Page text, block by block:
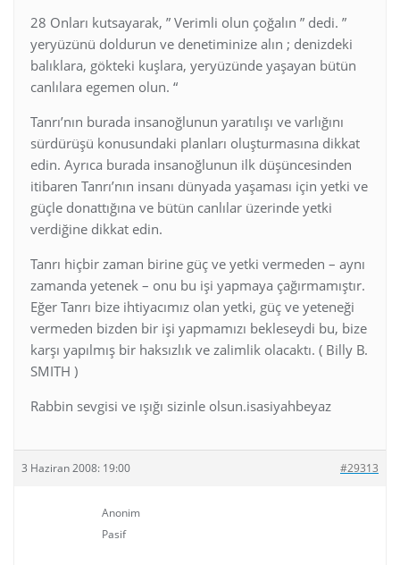
28 Onları kutsayarak, ” Verimli olun çoğalın ” dedi. ”
yeryüzünü doldurun ve denetiminize alın ; denizdeki
balıklara, gökteki kuşlara, yeryüzünde yaşayan bütün
canlılara egemen olun. “
Tanrı’nın burada insanoğlunun yaratılışı ve varlığını
sürdürüşü konusundaki planları oluşturmasına dikkat
edin. Ayrıca burada insanoğlunun ilk düşüncesinden
itibaren Tanrı’nın insanı dünyada yaşaması için yetki ve
güçle donattığına ve bütün canlılar üzerinde yetki
verdiğine dikkat edin.
Tanrı hiçbir zaman birine güç ve yetki vermeden – aynı
zamanda yetenek – onu bu işi yapmaya çağırmamıştır.
Eğer Tanrı bize ihtiyacımız olan yetki, güç ve yeteneği
vermeden bizden bir işi yapmamızı bekleseydi bu, bize
karşı yapılmış bir haksızlık ve zalimlik olacaktı. ( Billy B.
SMITH )
Rabbin sevgisi ve ışığı sizinle olsun.isasiyahbeyaz
3 Haziran 2008: 19:00 #29313
Anonim
Pasif